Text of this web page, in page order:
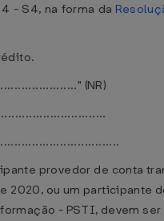
- S4, na forma da
(NR)
provedor de conta
2020, ou um
- PSTI, devem